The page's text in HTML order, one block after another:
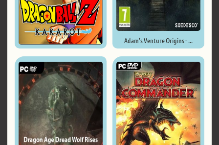
Adam's Venture Origins - ...